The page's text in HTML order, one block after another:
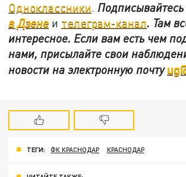
Одноклассники.
в Дзене и телеграм-канал. Там
интересное. Если вам есть чем
нами, присылайте свои
новости на электронную почту
ТЕГИ: ФК КРАСНОДАР КРАСНОДАР